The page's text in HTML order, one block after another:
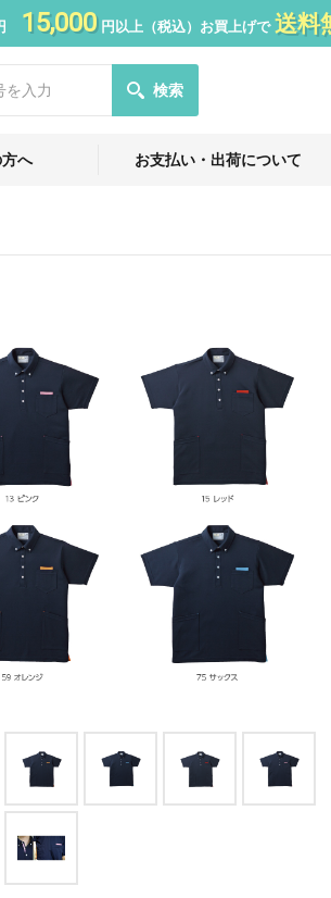
15,000円以上（税込）お買上げで 送料
検索
へ お支払い・出荷について